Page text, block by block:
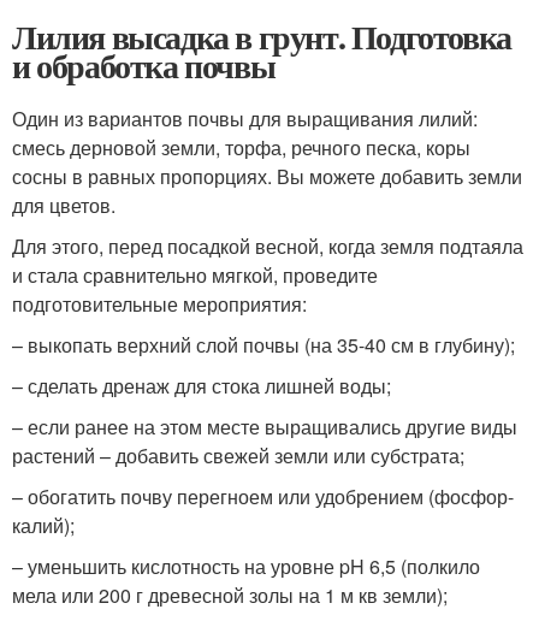
Лилия высадка в грунт. Подготовка
и обработка почвы
Один из вариантов почвы для выращивания лилий:
смесь дерновой земли, торфа, речного песка, коры
сосны в равных пропорциях. Вы можете добавить земли
для цветов.
Для этого, перед посадкой весной, когда земля подтаяла
и стала сравнительно мягкой, проведите
подготовительные мероприятия:
– выкопать верхний слой почвы (на 35-40 см в глубину);
– сделать дренаж для стока лишней воды;
– если ранее на этом месте выращивались другие виды
растений – добавить свежей земли или субстрата;
– обогатить почву перегноем или удобрением (фосфор-
калий);
– уменьшить кислотность на уровне pH 6,5 (полкило
мела или 200 г древесной золы на 1 м кв земли);